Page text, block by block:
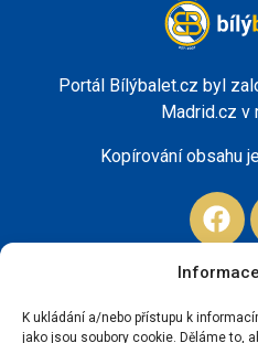
K ukládání a/nebo přístupu k
jako jsou soubory cookie. Děláme to,
Portál Bílýbalet.cz byl
Madrid.cz v
Kopírování obsahu